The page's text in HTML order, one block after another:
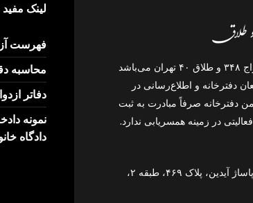
این وبگاه، وبگاه اختصاصی دفتر رسمی ازدواج ۳۴۸ و طلاق ۴۰ تهران می‌باشد
دفترخانه و اطلاع‌رسانی در
صرفاً مبادرت به ثبت
در زمینه همسریابی ندارد.
خیابان رودکی نرسیده به هاشمی، روبه‌روی پاساژ آیدین، پلاک ۴۶۹، طبقه ۲،
لینک مفید
فهرست
محاسبه
دفاتر
نمونه
دادگاه